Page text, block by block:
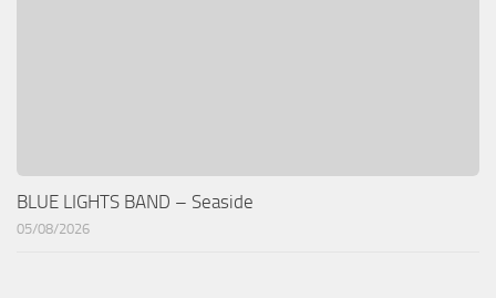
BLUE LIGHTS BAND – Seaside
05/08/2026